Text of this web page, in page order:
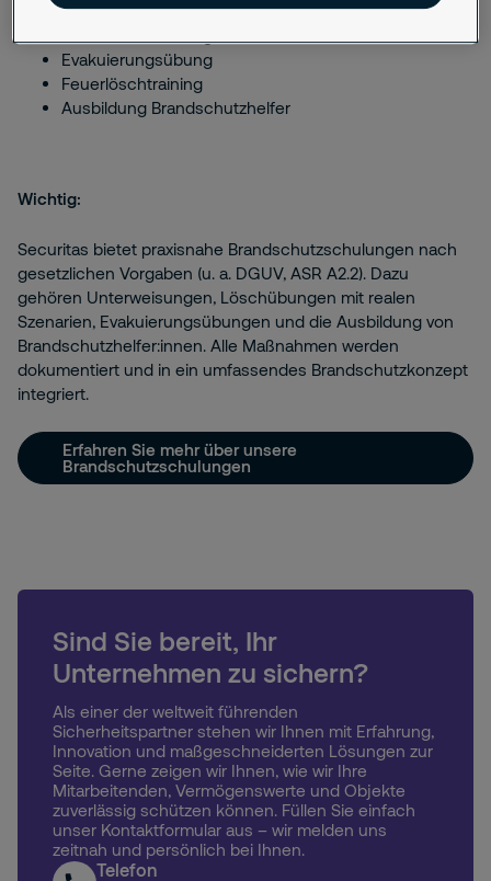
Brandschutzunterweisung
Evakuierungsübung
Feuerlöschtraining
Ausbildung Brandschutzhelfer
Wichtig:
Securitas bietet praxisnahe Brandschutzschulungen nach
gesetzlichen Vorgaben (u. a. DGUV, ASR A2.2). Dazu
gehören Unterweisungen, Löschübungen mit realen
Szenarien, Evakuierungsübungen und die Ausbildung von
Brandschutzhelfer:innen. Alle Maßnahmen werden
dokumentiert und in ein umfassendes Brandschutzkonzept
integriert.
Erfahren Sie mehr über unsere
Brandschutzschulungen
Sind Sie bereit, Ihr
Unternehmen zu sichern?
Als einer der weltweit führenden
Sicherheitspartner stehen wir Ihnen mit Erfahrung,
Innovation und maßgeschneiderten Lösungen zur
Seite. Gerne zeigen wir Ihnen, wie wir Ihre
Mitarbeitenden, Vermögenswerte und Objekte
zuverlässig schützen können. Füllen Sie einfach
unser Kontaktformular aus – wir melden uns
zeitnah und persönlich bei Ihnen.
Telefon